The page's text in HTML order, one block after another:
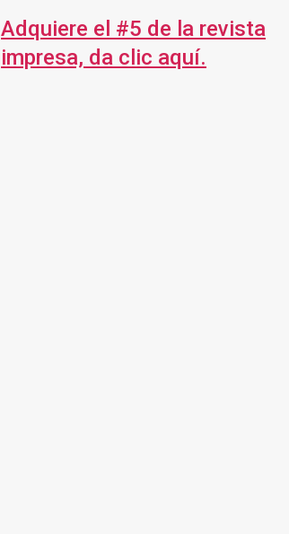
Adquiere el #5 de la revista
impresa, da clic aquí.